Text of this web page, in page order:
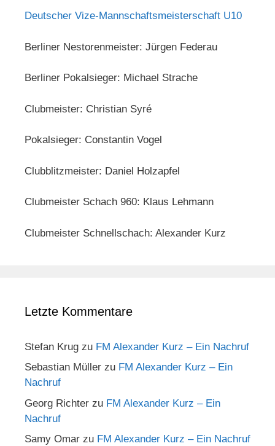
Deutscher Vize-Mannschaftsmeisterschaft U10
Berliner Nestorenmeister: Jürgen Federau
Berliner Pokalsieger: Michael Strache
Clubmeister: Christian Syré
Pokalsieger: Constantin Vogel
Clubblitzmeister: Daniel Holzapfel
Clubmeister Schach 960: Klaus Lehmann
Clubmeister Schnellschach: Alexander Kurz
Letzte Kommentare
Stefan Krug zu FM Alexander Kurz – Ein Nachruf
Sebastian Müller zu FM Alexander Kurz – Ein
Nachruf
Georg Richter zu FM Alexander Kurz – Ein
Nachruf
Samy Omar zu FM Alexander Kurz – Ein Nachruf